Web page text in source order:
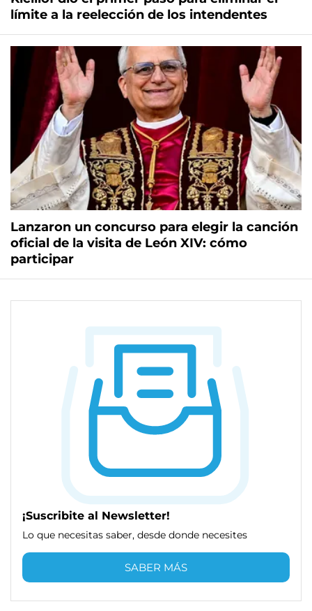
límite a la reelección de los intendentes
Lanzaron un concurso para elegir la canción
oficial de la visita de León XIV: cómo
participar
¡Suscribite al Newsletter!
Lo que necesitas saber, desde donde necesites
SABER MÁS